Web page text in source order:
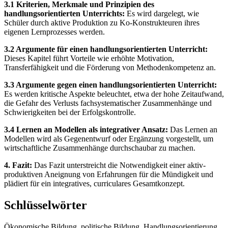
3.1 Kriterien, Merkmale und Prinzipien des
handlungsorientierten Unterrichts: Es wird dargelegt, wie
Schüler durch aktive Produktion zu Ko-Konstrukteuren ihres
eigenen Lernprozesses werden.
3.2 Argumente für einen handlungsorientierten Unterricht:
Dieses Kapitel führt Vorteile wie erhöhte Motivation,
Transferfähigkeit und die Förderung von Methodenkompetenz an.
3.3 Argumente gegen einen handlungsorientierten Unterricht:
Es werden kritische Aspekte beleuchtet, etwa der hohe Zeitaufwand,
die Gefahr des Verlusts fachsystematischer Zusammenhänge und
Schwierigkeiten bei der Erfolgskontrolle.
3.4 Lernen an Modellen als integrativer Ansatz: Das Lernen an
Modellen wird als Gegenentwurf oder Ergänzung vorgestellt, um
wirtschaftliche Zusammenhänge durchschaubar zu machen.
4. Fazit: Das Fazit unterstreicht die Notwendigkeit einer aktiv-
produktiven Aneignung von Erfahrungen für die Mündigkeit und
plädiert für ein integratives, curriculares Gesamtkonzept.
Schlüsselwörter